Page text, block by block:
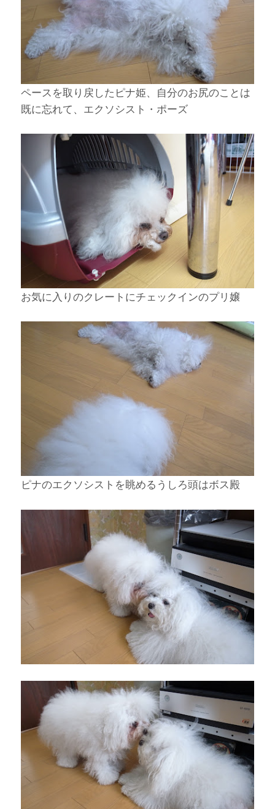
ペースを取り戻したピナ姫、自分のお尻のことは
既に忘れて、エクソシスト・ポーズ
お気に入りのクレートにチェックインのプリ嬢
ピナのエクソシストを眺めるうしろ頭はボス殿